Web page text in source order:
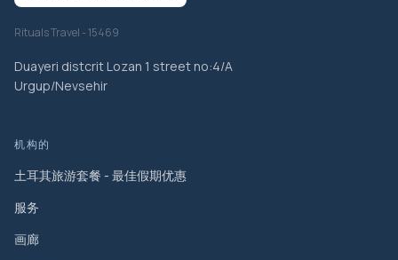
Rituals Travel - 15469
Duayeri distcrit Lozan 1 street no:4/A
Urgup/Nevsehir
机构的
土耳其旅游套餐 - 最佳假期优惠
服务
画廊